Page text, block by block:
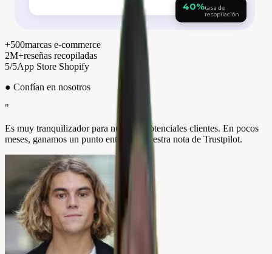
40%tasa de
recopilación
+500marcas e-commerce
2M+reseñas recopiladas
5/5App Store Shopify
● Confían en nosotros
"
Es muy tranquilizador para nuestros potenciales clientes. En pocos
meses, ganamos un punto entero en nuestra nota de Trustpilot.